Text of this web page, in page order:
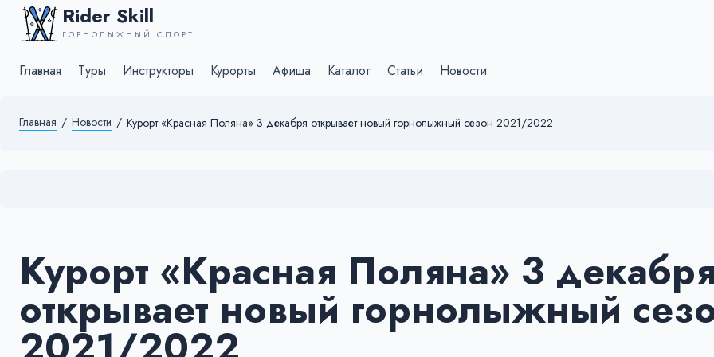
Rider Skill
ГОРНОЛЫЖНЫЙ СПОРТ
Главная Туры Инструкторы Курорты Афиша Каталог Статьи Новости
Главная / Новости / Курорт «Красная Поляна» 3 декабря открывает новый горнолыжный сезон 2021/2022
Курорт «Красная Поляна» 3
открывает новый горнолыжный